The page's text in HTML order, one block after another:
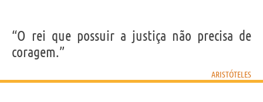
“O rei que possuir a justiça não precisa de
coragem.”
ARISTÓTELES